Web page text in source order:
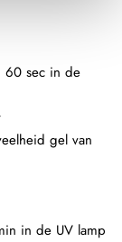
60 sec in de
gel van
in de UV lamp